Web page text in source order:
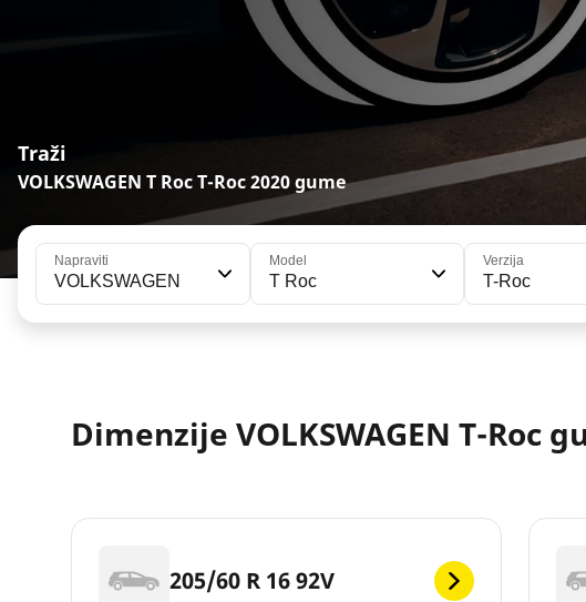
Traži
VOLKSWAGEN T Roc T-Roc 2020 gume
Napraviti
VOLKSWAGEN
Model
T Roc
Verzija
T-Roc
Dimenzije VOLKSWAGEN T-Roc
205/60 R 16 92V